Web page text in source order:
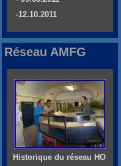
-12.10.2011
Réseau AMFG
Historique du réseau HO